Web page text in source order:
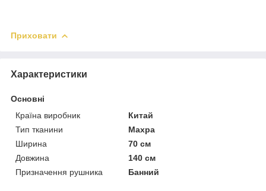
Приховати
Характеристики
Основні
Країна виробник
Китай
Тип тканини
Махра
Ширина
70 см
Довжина
140 см
Призначення рушника
Банний